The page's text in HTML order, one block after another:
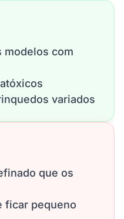
modelos com
variados
que os
ficar pequeno